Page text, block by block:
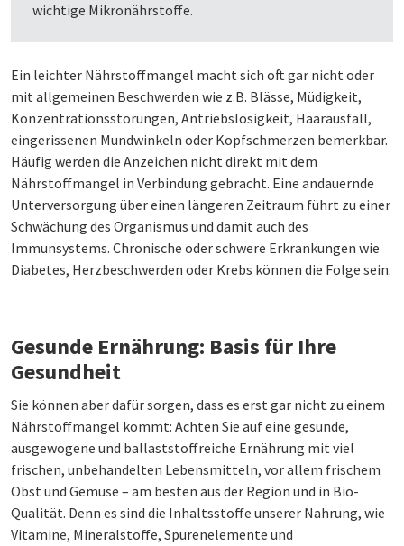
wichtige Mikronährstoffe.
Ein leichter Nährstoffmangel macht sich oft gar nicht oder
mit allgemeinen Beschwerden wie z.B. Blässe, Müdigkeit,
Konzentrationsstörungen, Antriebslosigkeit, Haarausfall,
eingerissenen Mundwinkeln oder Kopfschmerzen bemerkbar.
Häufig werden die Anzeichen nicht direkt mit dem
Nährstoffmangel in Verbindung gebracht. Eine andauernde
Unterversorgung über einen längeren Zeitraum führt zu einer
Schwächung des Organismus und damit auch des
Immunsystems. Chronische oder schwere Erkrankungen wie
Diabetes, Herzbeschwerden oder Krebs können die Folge sein.
Gesunde Ernährung: Basis für Ihre
Gesundheit
Sie können aber dafür sorgen, dass es erst gar nicht zu einem
Nährstoffmangel kommt: Achten Sie auf eine gesunde,
ausgewogene und ballaststoffreiche Ernährung mit viel
frischen, unbehandelten Lebensmitteln, vor allem frischem
Obst und Gemüse – am besten aus der Region und in Bio-
Qualität. Denn es sind die Inhaltsstoffe unserer Nahrung, wie
Vitamine, Mineralstoffe, Spurenelemente und